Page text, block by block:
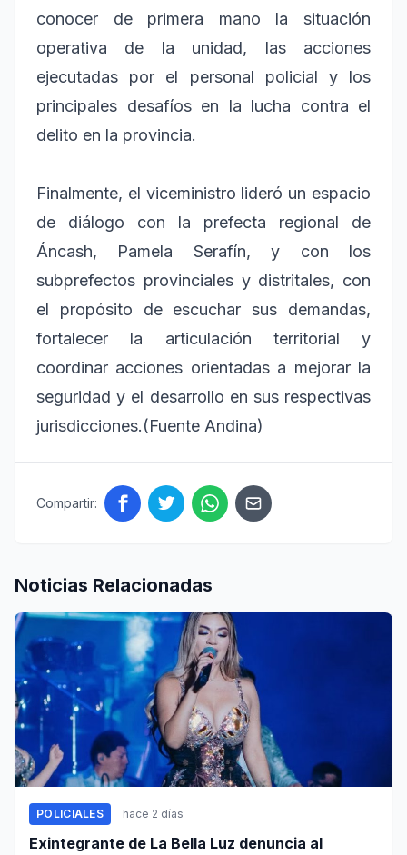
conocer de primera mano la situación
operativa de la unidad, las acciones
ejecutadas por el personal policial y los
principales desafíos en la lucha contra el
delito en la provincia.
Finalmente, el viceministro lideró un espacio
de diálogo con la prefecta regional de
Áncash, Pamela Serafín, y con los
subprefectos provinciales y distritales, con
el propósito de escuchar sus demandas,
fortalecer la articulación territorial y
coordinar acciones orientadas a mejorar la
seguridad y el desarrollo en sus respectivas
jurisdicciones.(Fuente Andina)
Compartir:
Noticias Relacionadas
POLICIALES hace 2 días
Exintegrante de La Bella Luz denuncia al